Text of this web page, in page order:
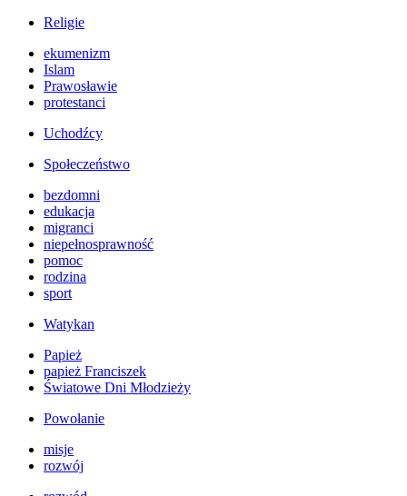
Religie
ekumenizm
Islam
Prawosławie
protestanci
Uchodźcy
Społeczeństwo
bezdomni
edukacja
migranci
niepełnosprawność
pomoc
rodzina
sport
Watykan
Papież
papież Franciszek
Światowe Dni Młodzieży
Powołanie
misje
rozwój